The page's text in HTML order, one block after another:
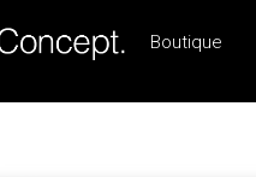
Boutique